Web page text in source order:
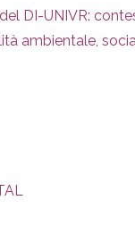
DI-UNIVR:
ambientale,